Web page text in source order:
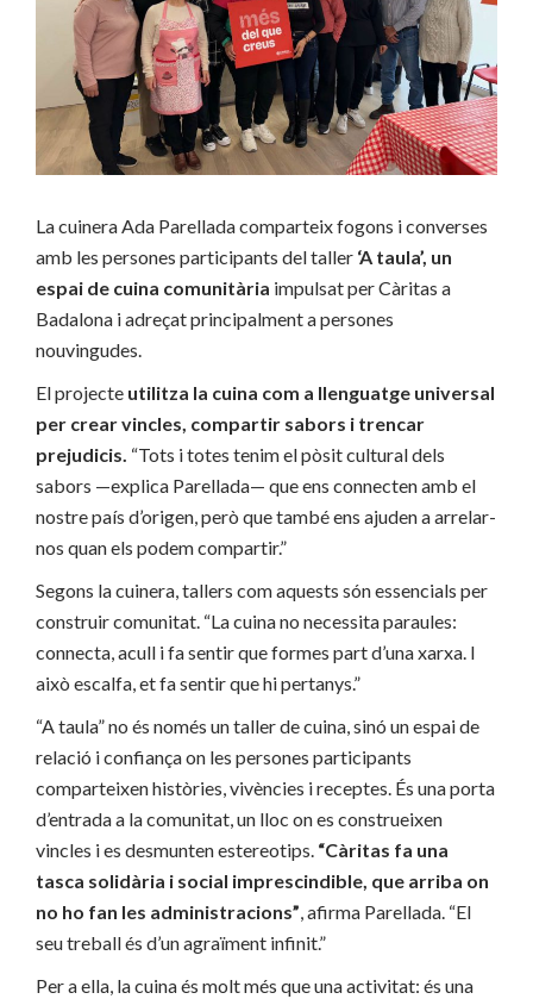
La cuinera Ada Parellada comparteix fogons i converses
amb les persones participants del taller ‘A taula’, un
espai de cuina comunitària impulsat per Càritas a
Badalona i adreçat principalment a persones
nouvingudes.
El projecte utilitza la cuina com a llenguatge universal
per crear vincles, compartir sabors i trencar
prejudicis. “Tots i totes tenim el pòsit cultural dels
sabors —explica Parellada— que ens connecten amb el
nostre país d’origen, però que també ens ajuden a arrelar-
nos quan els podem compartir.”
Segons la cuinera, tallers com aquests són essencials per
construir comunitat. “La cuina no necessita paraules:
connecta, acull i fa sentir que formes part d’una xarxa. I
això escalfa, et fa sentir que hi pertanys.”
“A taula” no és només un taller de cuina, sinó un espai de
relació i confiança on les persones participants
comparteixen històries, vivències i receptes. És una porta
d’entrada a la comunitat, un lloc on es construeixen
vincles i es desmunten estereotips. “Càritas fa una
tasca solidària i social imprescindible, que arriba on
no ho fan les administracions” , afirma Parellada. “El
seu treball és d’un agraïment infinit.”
Per a ella, la cuina és molt més que una activitat: és una